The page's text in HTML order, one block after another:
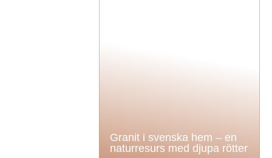
Granit i svenska hem – en
naturresurs med djupa rötter